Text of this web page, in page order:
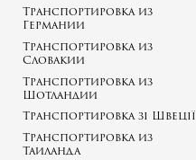
Транспортировка из
Германии
Транспортировка из
Словакии
Транспортировка из
Шотландии
Транспортировка зі Швеції
Транспортировка из
Таиланда